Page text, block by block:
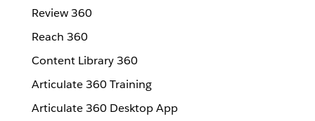
Review 360
Reach 360
Content Library 360
Articulate 360 Training
Articulate 360 Desktop App